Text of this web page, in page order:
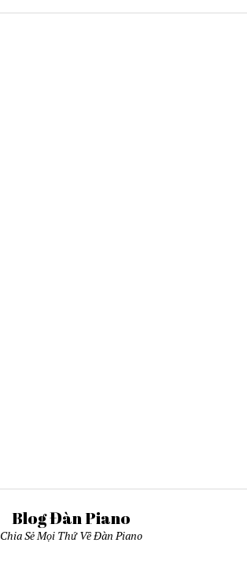
Blog Đàn Piano
Chia Sẻ Mọi Thứ Về Đàn Piano